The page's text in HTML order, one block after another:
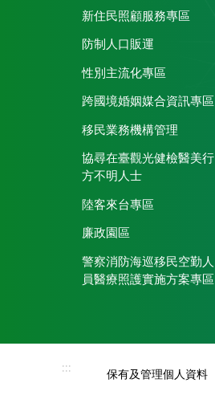
新住民照顧服務專區
防制人口販運
性別主流化專區
跨國境婚姻媒合資訊專區
移民業務機構管理
協尋在臺觀光健檢醫美行
方不明人士
陸客來台專區
廉政園區
警察消防海巡移民空勤人
員醫療照護實施方案專區
:::
保有及管理個人資料